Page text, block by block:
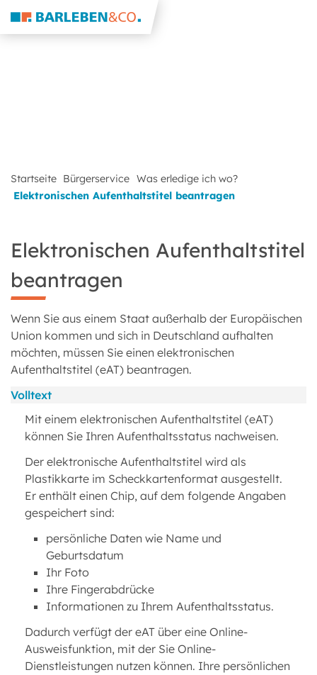
Startseite Bürgerservice Was erledige ich wo?
Elektronischen Aufenthaltstitel beantragen
Elektronischen Aufenthaltstitel
beantragen
Wenn Sie aus einem Staat außerhalb der Europäischen
Union kommen und sich in Deutschland aufhalten
möchten, müssen Sie einen elektronischen
Aufenthaltstitel (eAT) beantragen.
Volltext
Mit einem elektronischen Aufenthaltstitel (eAT)
können Sie Ihren Aufenthaltsstatus nachweisen.
Der elektronische Aufenthaltstitel wird als
Plastikkarte im Scheckkartenformat ausgestellt.
Er enthält einen Chip, auf dem folgende Angaben
gespeichert sind:
persönliche Daten wie Name und
Geburtsdatum
Ihr Foto
Ihre Fingerabdrücke
Informationen zu Ihrem Aufenthaltsstatus.
Dadurch verfügt der eAT über eine Online-
Ausweisfunktion, mit der Sie Online-
Dienstleistungen nutzen können. Ihre persönlichen